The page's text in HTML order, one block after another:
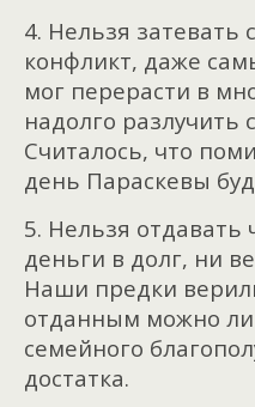
4. Нельзя затевать
конфликт, даже
мог перерасти в
надолго
Считалось, что
день Параскевы
5. Нельзя отдавать
деньги в долг, ни
Наши предки
отданным можно
семейного
достатка.